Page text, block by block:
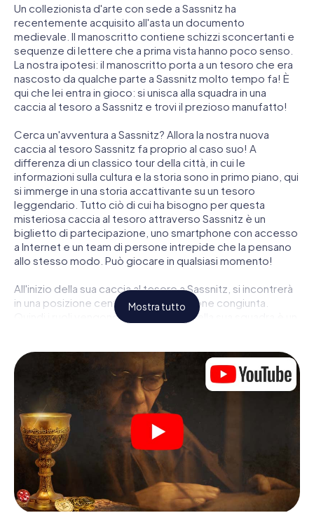
Un collezionista d'arte con sede a Sassnitz ha
recentemente acquisito all'asta un documento
medievale. Il manoscritto contiene schizzi sconcertanti e
sequenze di lettere che a prima vista hanno poco senso.
La nostra ipotesi: il manoscritto porta a un tesoro che era
nascosto da qualche parte a Sassnitz molto tempo fa! È
qui che lei entra in gioco: si unisca alla squadra in una
caccia al tesoro a Sassnitz e trovi il prezioso manufatto!
Cerca un'avventura a Sassnitz? Allora la nostra nuova
caccia al tesoro Sassnitz fa proprio al caso suo! A
differenza di un classico tour della città, in cui le
informazioni sulla cultura e la storia sono in primo piano, qui
si immerge in una storia accattivante su un tesoro
leggendario. Tutto ciò di cui ha bisogno per questa
misteriosa caccia al tesoro attraverso Sassnitz è un
biglietto di partecipazione, uno smartphone con accesso
a Internet e un team di persone intrepide che la pensano
allo stesso modo. Può giocare in qualsiasi momento!
All'inizio della sua caccia al tesoro a Sassnitz, si incontrerà
in una posizione centrale per una riunione congiunta.
Quindi i ruoli vengono distribuiti. Chi della sua squadra è un
caccia al tesoro a Sassnitz c'è un ruolo adatto per ogni
giocatore.
Una volta assegnati i ruoli, può iniziare la caccia al tesoro
del thriller poliziesco a Sassnitz: puoi decifrare codici
crittografati, risolvere complicati compiti logici e cercare
indizi, indizi in vari luoghi della città. Il suo smartphone è il
suo strumento di indagine più importante: la nostra app
web sviluppata appositamente le consente di interrogare
le persone di contatto ed esaminare stringhe
enigmatiche, la aiuta a raccogliere oggetti e la guida in
sicurezza per Sassnitz.
Mostra tutto